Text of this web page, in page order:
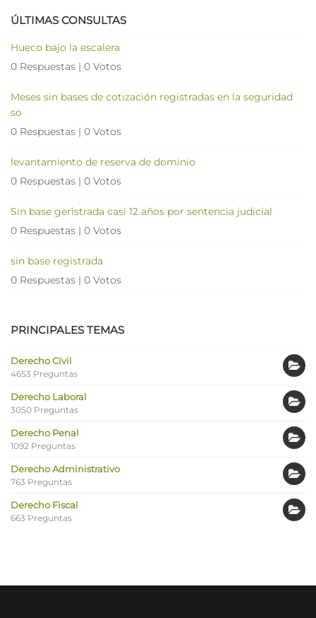
ÚLTIMAS CONSULTAS
Hueco bajo la escalera
0 Respuestas | 0 Votos
Meses sin bases de cotización registradas en la seguridad
so
0 Respuestas | 0 Votos
levantamiento de reserva de dominio
0 Respuestas | 0 Votos
Sin base geristrada casi 12 años por sentencia judicial
0 Respuestas | 0 Votos
sin base registrada
0 Respuestas | 0 Votos
PRINCIPALES TEMAS
Derecho Civil
4653 Preguntas
Derecho Laboral
3050 Preguntas
Derecho Penal
1092 Preguntas
Derecho Administrativo
763 Preguntas
Derecho Fiscal
663 Preguntas